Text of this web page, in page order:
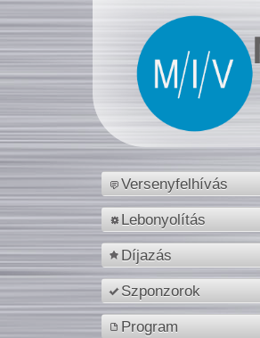
Versenyfelhívás
Lebonyolítás
Díjazás
Szponzorok
Program